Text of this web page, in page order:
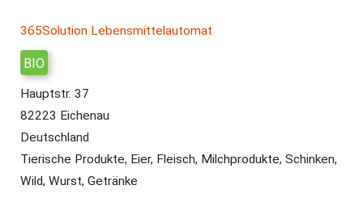
365Solution Lebensmittelautomat
BIO
Hauptstr. 37
82223 Eichenau
Deutschland
Tierische Produkte, Eier, Fleisch, Milchprodukte, Schinken,
Wild, Wurst, Getränke